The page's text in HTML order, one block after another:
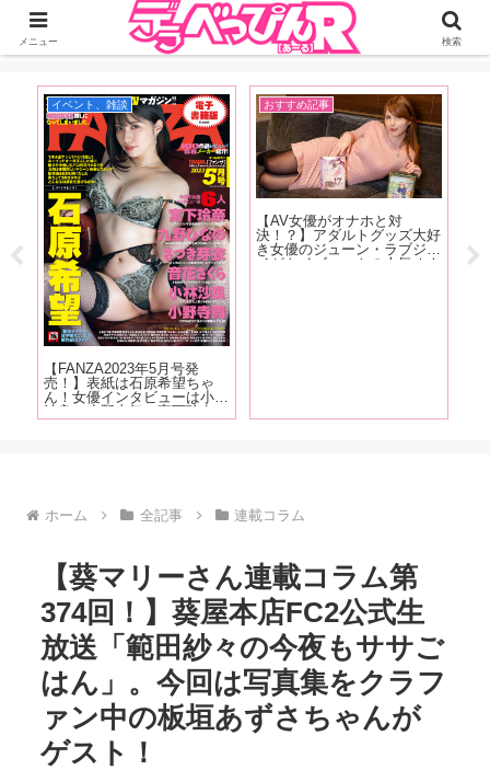
ジーオーティーが運営するちょっとHなニュースサイ。サイト内のリンクには
DMMアフィリエイトが含まれているものがあります
女
と
イベント、雑談
【FANZA2023年5月号発
売！】表紙は石原希望ちゃ
ん！女優インタビューは小林
沙良、小野寺舞、宮下玲奈、
おすすめ記事
【AV女優がオナホと対
決！？】アダルトグッズ大好
き女優のジューン・ラブジョ
イがトイズハートの人気オナ
は
ぷ
ホーム 全記事 連載コラム
【葵マリーさん連載コラム第
374回！】葵屋本店FC2公式生
放送「範田紗々の今夜もササご
はん」。今回は写真集をクラフ
ァン中の板垣あずさちゃんが
ゲスト！
メニュー 検索